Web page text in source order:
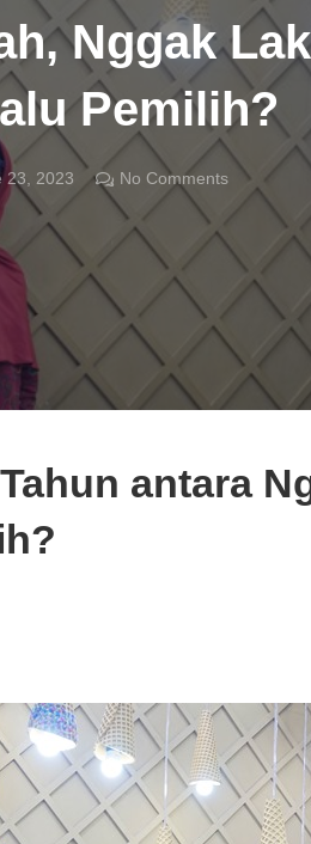
Nggak
Pemilih?
23, 2023 No Comments
antara